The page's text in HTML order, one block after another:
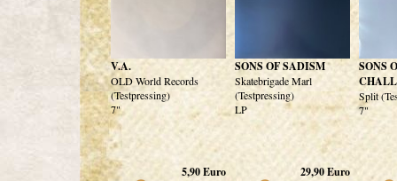
V.A.
OLD World Records
(Testpressing)
7"
5,90Euro
SONS OF SADISM
Skatebrigade Marl
(Testpressing)
LP
29,90Euro
SONS
Split
7"